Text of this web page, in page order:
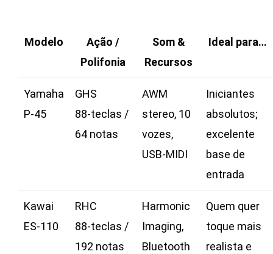
Modelo
Ação /
Polifonia
Som &
Recursos
Ideal para…
Yamaha
P‑45
GHS
88‑teclas /
64 notas
AWM
stereo, 10
vozes,
USB‑MIDI
Iniciantes
absolutos;
excelente
base de
entrada
Kawai
ES‑110
RHC
88‑teclas /
192 notas
Harmonic
Imaging,
Bluetooth
Quem quer
toque mais
realista e